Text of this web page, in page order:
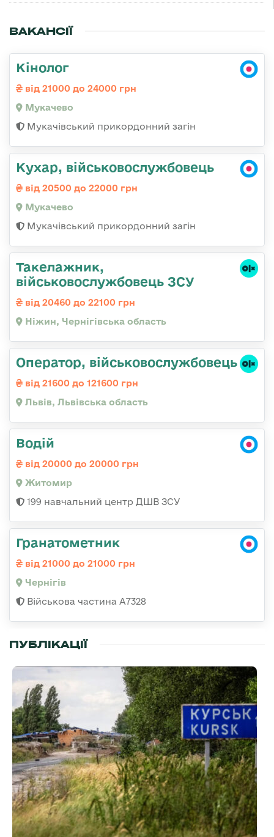
ВАКАНСІЇ
Кінолог
від 21000 до 24000 грн
Мукачево
Мукачівський прикордонний загін
Кухар, військовослужбовець
від 20500 до 22000 грн
Мукачево
Мукачівський прикордонний загін
Такелажник,
військовослужбовець ЗСУ
від 20460 до 22100 грн
Ніжин, Чернігівська область
Оператор, військовослужбовець
від 21600 до 121600 грн
Львів, Львівська область
Водій
від 20000 до 20000 грн
Житомир
199 навчальний центр ДШВ ЗСУ
Гранатометник
від 21000 до 21000 грн
Чернігів
Військова частина А7328
ПУБЛІКАЦІЇ